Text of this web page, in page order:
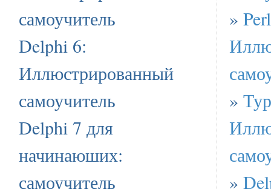
самоучитель
Delphi 6:
Иллюстрированный
самоучитель
Delphi 7 для
начинаюших:
самоучитель
»
»
»